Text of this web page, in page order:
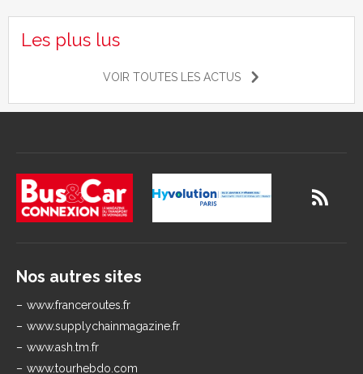
Les plus lus
VOIR TOUTES LES ACTUS
Nos autres sites
www.franceroutes.fr
www.supplychainmagazine.fr
www.ash.tm.fr
www.tourhebdo.com